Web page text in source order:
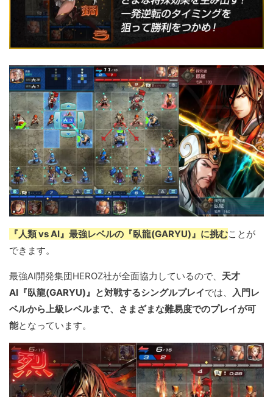
『人類 vs AI』最強レベルの『臥龍(GARYU)』に挑むことが
できます。
最強AI開発集団HEROZ社が全面協力しているので、 天才
AI『臥龍(GARYU)』と対戦するシングルプレイでは、 入門レ
ベルから上級レベルまで、さまざまな難易度でのプレイが可
能となっています。